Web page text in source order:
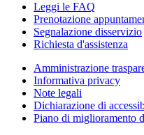
Leggi le FAQ
Prenotazione
Segnalazione disservizio
Richiesta d'assistenza
Amministrazione
Informativa privacy
Note legali
Dichiarazione di
Piano di miglioramento